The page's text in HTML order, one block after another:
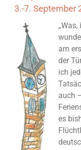
3.-7. September
am
der
ich
auch
es